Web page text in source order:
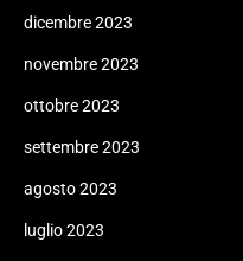
dicembre 2023
novembre 2023
ottobre 2023
settembre 2023
agosto 2023
luglio 2023